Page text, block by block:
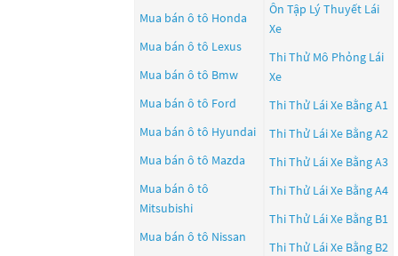
Mua bán ô tô Honda
Mua bán ô tô Lexus
Mua bán ô tô Bmw
Mua bán ô tô Ford
Mua bán ô tô Hyundai
Mua bán ô tô Mazda
Mua bán ô tô
Mitsubishi
Mua bán ô tô Nissan
Ôn Tập Lý Thuyết Lái
Xe
Thi Thử Mô Phỏng Lái
Xe
Thi Thử Lái Xe Bằng A1
Thi Thử Lái Xe Bằng A2
Thi Thử Lái Xe Bằng A3
Thi Thử Lái Xe Bằng A4
Thi Thử Lái Xe Bằng B1
Thi Thử Lái Xe Bằng B2